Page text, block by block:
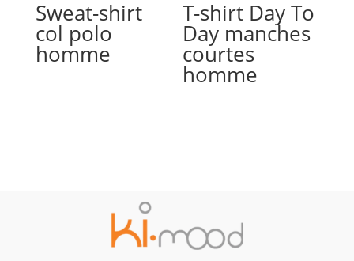
Sweat-shirt
col polo
homme
T-shirt Day To
Day manches
courtes
homme